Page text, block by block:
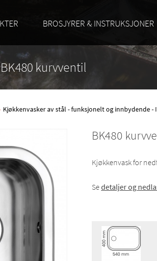
BROSJYRER & INSTRUKSJONER
kurvventil
Kjøkkenvasker av stål - funksjonelt og innbydende -
BK480
Kjøkkenvask for
Se detaljer og